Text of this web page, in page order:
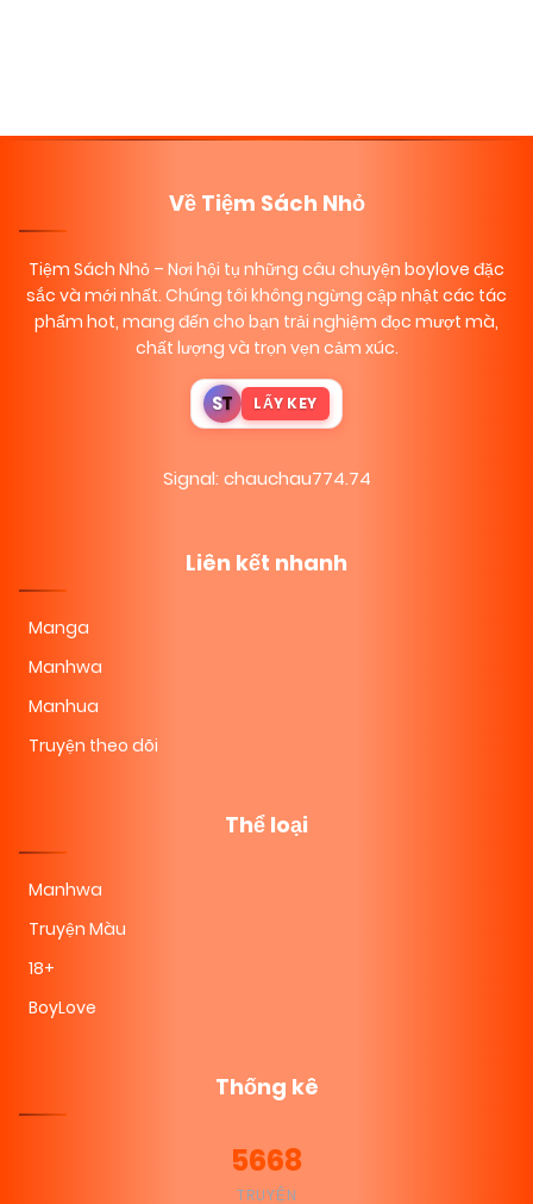
Về Tiệm Sách Nhỏ
Tiệm Sách Nhỏ – Nơi hội tụ những câu chuyện boylove đặc
sắc và mới nhất. Chúng tôi không ngừng cập nhật các tác
phẩm hot, mang đến cho bạn trải nghiệm đọc mượt mà,
chất lượng và trọn vẹn cảm xúc.
ST LẤY KEY
Signal: chauchau774.74
Liên kết nhanh
Manga
Manhwa
Manhua
Truyện theo dõi
Thể loại
Manhwa
Truyện Màu
18+
BoyLove
Thống kê
5668
TRUYỆN